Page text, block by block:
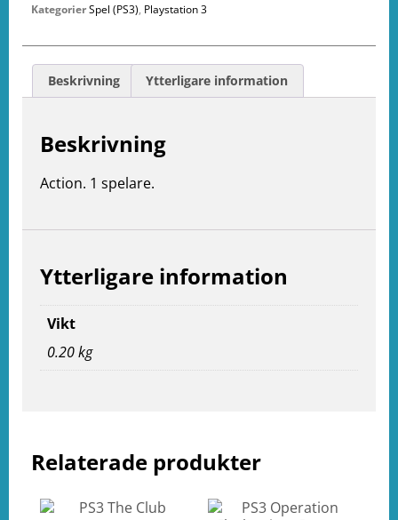
Relaterade produkter
KategorierSpel (PS3), Playstation 3
Beskrivning Ytterligare information
Beskrivning
Action. 1 spelare.
Ytterligare information
Vikt
0.20 kg